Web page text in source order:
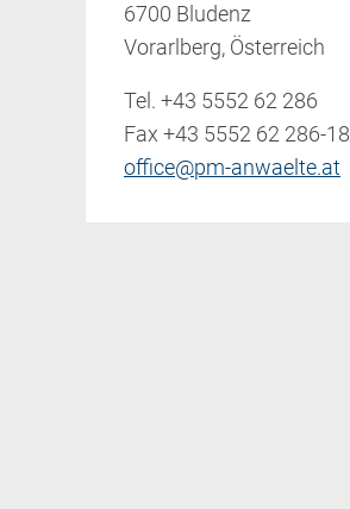
6700 Bludenz
Vorarlberg, Österreich
Tel. +43 5552 62 286
Fax +43 5552 62 286-18
office@pm-anwaelte.at